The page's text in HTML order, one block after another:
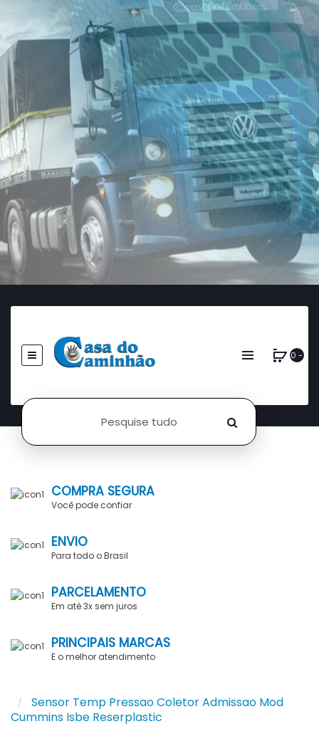
0 -
COMPRA SEGURA
Você pode confiar
ENVIO
Para todo o Brasil
PARCELAMENTO
Em até 3x sem juros
PRINCIPAIS MARCAS
E o melhor atendimento
Sensor Temp Pressao Coletor Admissao Mod
Cummins Isbe Reserplastic